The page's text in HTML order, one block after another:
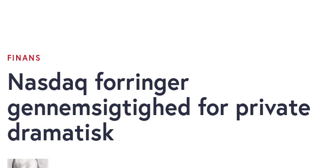
FINANS
Nasdaq forringer
gennemsigtighed for private
dramatisk